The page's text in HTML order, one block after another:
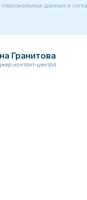
персональных данных и
Гранитова
контакт-центра